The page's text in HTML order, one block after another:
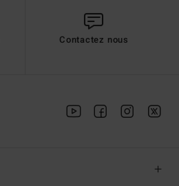
Contactez nous